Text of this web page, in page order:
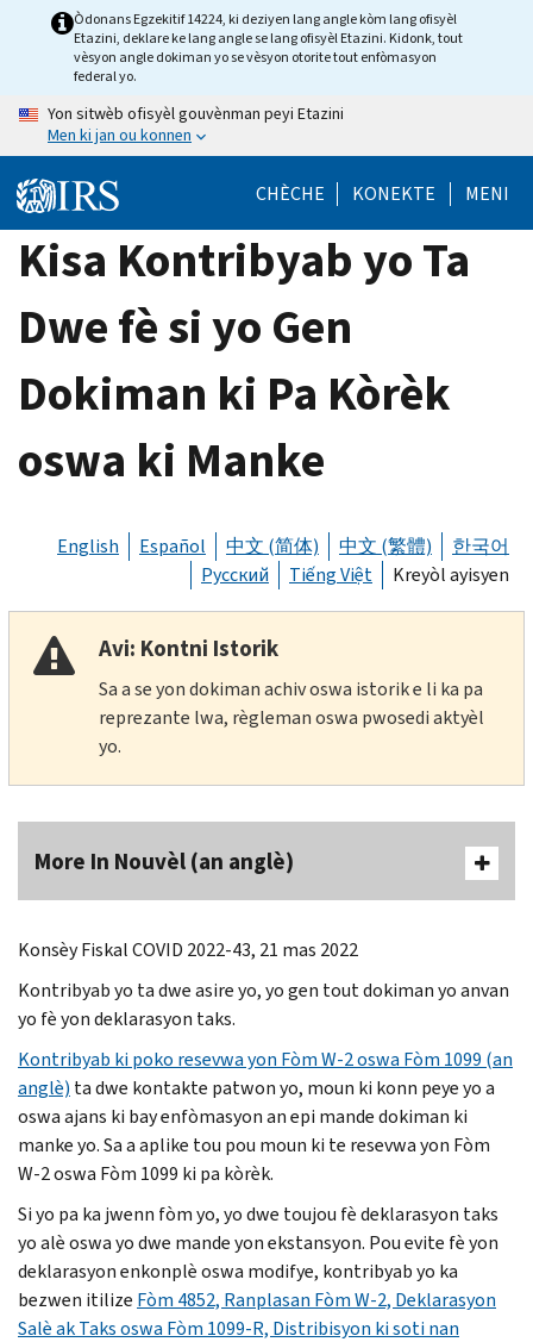
Òdonans Egzekitif 14224, ki deziyen lang angle kòm lang ofisyèl
Etazini, deklare ke lang angle se lang ofisyèl Etazini. Kidonk, tout
vèsyon angle dokiman yo se vèsyon otorite tout enfòmasyon
federal yo.
Yon sitwèb ofisyèl gouvènman peyi Etazini
Men ki jan ou konnen
CHÈCHE KONEKTE MENI
Kisa Kontribyab yo Ta
Dwe fè si yo Gen
Dokiman ki Pa Kòrèk
oswa ki Manke
English Español 中文 (简体) 中文 (繁體)
한국어
Русский
Tiếng Việt Kreyòl ayisyen
Avi: Kontni Istorik
Sa a se yon dokiman achiv oswa istorik e li ka pa
reprezante lwa, règleman oswa pwosedi aktyèl
yo.
More In Nouvèl (an anglè)
Konsèy Fiskal COVID 2022-43, 21 mas 2022
Kontribyab yo ta dwe asire yo, yo gen tout dokiman yo anvan
yo fè yon deklarasyon taks.
Kontribyab ki poko resevwa yon Fòm W-2 oswa Fòm 1099 (an
anglè) ta dwe kontakte patwon yo, moun ki konn peye yo a
oswa ajans ki bay enfòmasyon an epi mande dokiman ki
manke yo. Sa a aplike tou pou moun ki te resevwa yon Fòm
W-2 oswa Fòm 1099 ki pa kòrèk.
Si yo pa ka jwenn fòm yo, yo dwe toujou fè deklarasyon taks
yo alè oswa yo dwe mande yon ekstansyon. Pou evite fè yon
deklarasyon enkonplè oswa modifye, kontribyab yo ka
bezwen itilize Fòm 4852, Ranplasan Fòm W-2, Deklarasyon
Salè ak Taks oswa Fòm 1099-R, Distribisyon ki soti nan